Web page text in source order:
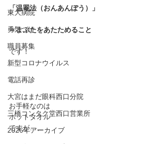
東大病院
勇気づけ
職員募集
新型コロナウイルス
電話再診
大宮はまだ眼科西口分院
三橋コンタク堂西口営業所
2026年アーカイブ
「温罨法（おんあんぽう）」﻿
＝まぶたをあたためること﻿
です！﻿
お手軽なのは﻿
ホットタオル﻿
ですが…、﻿